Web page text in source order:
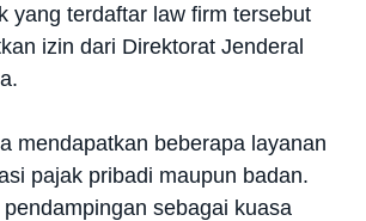
yang terdaftar law firm tersebut
izin dari Direktorat Jenderal
mendapatkan beberapa layanan
pajak pribadi maupun badan.
sebagai kuasa